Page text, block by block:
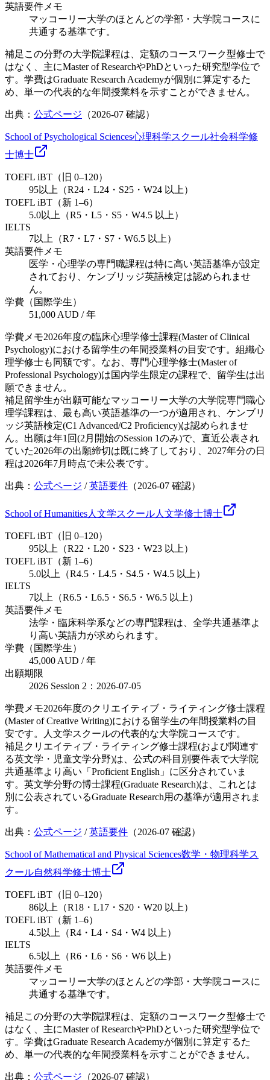
英語要件メモ
マッコーリー大学のほとんどの学部・大学院コースに
共通する基準です。
補足 この分野の大学院課程は、定額のコースワーク型修士で
はなく、主にMaster of ResearchやPhDといった研究型学位で
す。学費はGraduate Research Academyが個別に算定するた
め、単一の代表的な年間授業料を示すことができません。
出典： 公式ページ （2026-07 確認）
School of Psychological Sciences心理科学スクール社会科学修
士博士
TOEFL iBT（旧 0–120）
95以上（R24・L24・S25・W24 以上）
TOEFL iBT（新 1–6）
5.0以上（R5・L5・S5・W4.5 以上）
IELTS
7以上（R7・L7・S7・W6.5 以上）
英語要件メモ
医学・心理学の専門職課程は特に高い英語基準が設定
されており、ケンブリッジ英語検定は認められませ
ん。
学費（国際学生）
51,000 AUD / 年
学費メモ2026年度の臨床心理学修士課程(Master of Clinical
Psychology)における留学生の年間授業料の目安です。組織心
理学修士も同額です。なお、専門心理学修士(Master of
Professional Psychology)は国内学生限定の課程で、留学生は出
願できません。
補足留学生が出願可能なマッコーリー大学の大学院専門職心
理学課程は、最も高い英語基準の一つが適用され、ケンブリ
ッジ英語検定(C1 Advanced/C2 Proficiency)は認められませ
ん。出願は年1回(2月開始のSession 1のみ)で、直近公表され
ていた2026年の出願締切は既に終了しており、2027年分の日
程は2026年7月時点で未公表です。
出典： 公式ページ /英語要件 （2026-07 確認）
School of Humanities人文学スクール人文学修士博士
TOEFL iBT（旧 0–120）
95以上（R22・L20・S23・W23 以上）
TOEFL iBT（新 1–6）
5.0以上（R4.5・L4.5・S4.5・W4.5 以上）
IELTS
7以上（R6.5・L6.5・S6.5・W6.5 以上）
英語要件メモ
法学・臨床科学系などの専門課程は、全学共通基準よ
り高い英語力が求められます。
学費（国際学生）
45,000 AUD / 年
出願期限
2026 Session 2：2026-07-05
学費メモ2026年度のクリエイティブ・ライティング修士課程
(Master of Creative Writing)における留学生の年間授業料の目
安です。人文学スクールの代表的な大学院コースです。
補足 クリエイティブ・ライティング修士課程(および関連す
る英文学・児童文学分野)は、公式の科目別要件表で大学院
共通基準より高い「Proficient English」に区分されていま
す。英文学分野の博士課程(Graduate Research)は、これとは
別に公表されているGraduate Research用の基準が適用されま
す。
出典： 公式ページ /英語要件 （2026-07 確認）
School of Mathematical and Physical Sciences数学・物理科学ス
クール自然科学修士博士
TOEFL iBT（旧 0–120）
86以上（R18・L17・S20・W20 以上）
TOEFL iBT（新 1–6）
4.5以上（R4・L4・S4・W4 以上）
IELTS
6.5以上（R6・L6・S6・W6 以上）
英語要件メモ
マッコーリー大学のほとんどの学部・大学院コースに
共通する基準です。
補足 この分野の大学院課程は、定額のコースワーク型修士で
はなく、主にMaster of ResearchやPhDといった研究型学位で
す。学費はGraduate Research Academyが個別に算定するた
め、単一の代表的な年間授業料を示すことができません。
出典： 公式ページ （2026-07 確認）